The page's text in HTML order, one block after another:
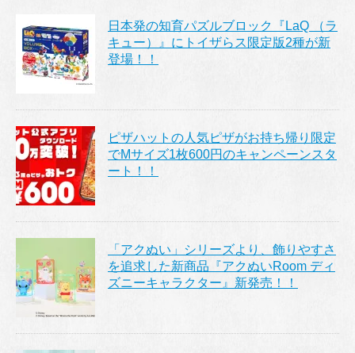
日本発の知育パズルブロック『LaQ （ラ
キュー）』にトイザらス限定版2種が新
登場！！
ピザハットの人気ピザがお持ち帰り限定
でMサイズ1枚600円のキャンペーンスタ
ート！！
「アクぬい」シリーズより、飾りやすさ
を追求した新商品『アクぬいRoom ディ
ズニーキャラクター』新発売！！